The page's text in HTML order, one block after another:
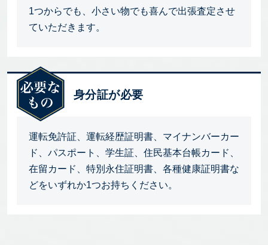
1つからでも、小さい物でも喜んで出張査定させ
ていただきます。
身分証が必要
運転免許証、運転経歴証明書、マイナンバーカー
ド、パスポート、学生証、住民基本台帳カード、
在留カード、特別永住証明書、各種健康証明書な
どをいずれか1つお持ちください。